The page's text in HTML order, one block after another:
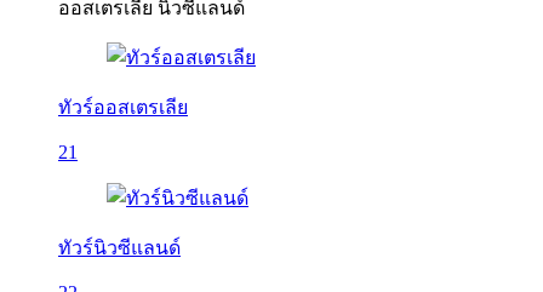
ออสเตรเลีย นิวซีแลนด์
ทัวร์ออสเตรเลีย
21
ทัวร์นิวซีแลนด์